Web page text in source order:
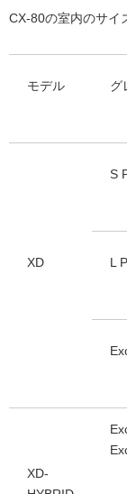
CX-80の室内のサイ
モデル グ
XD
S
L
XD-